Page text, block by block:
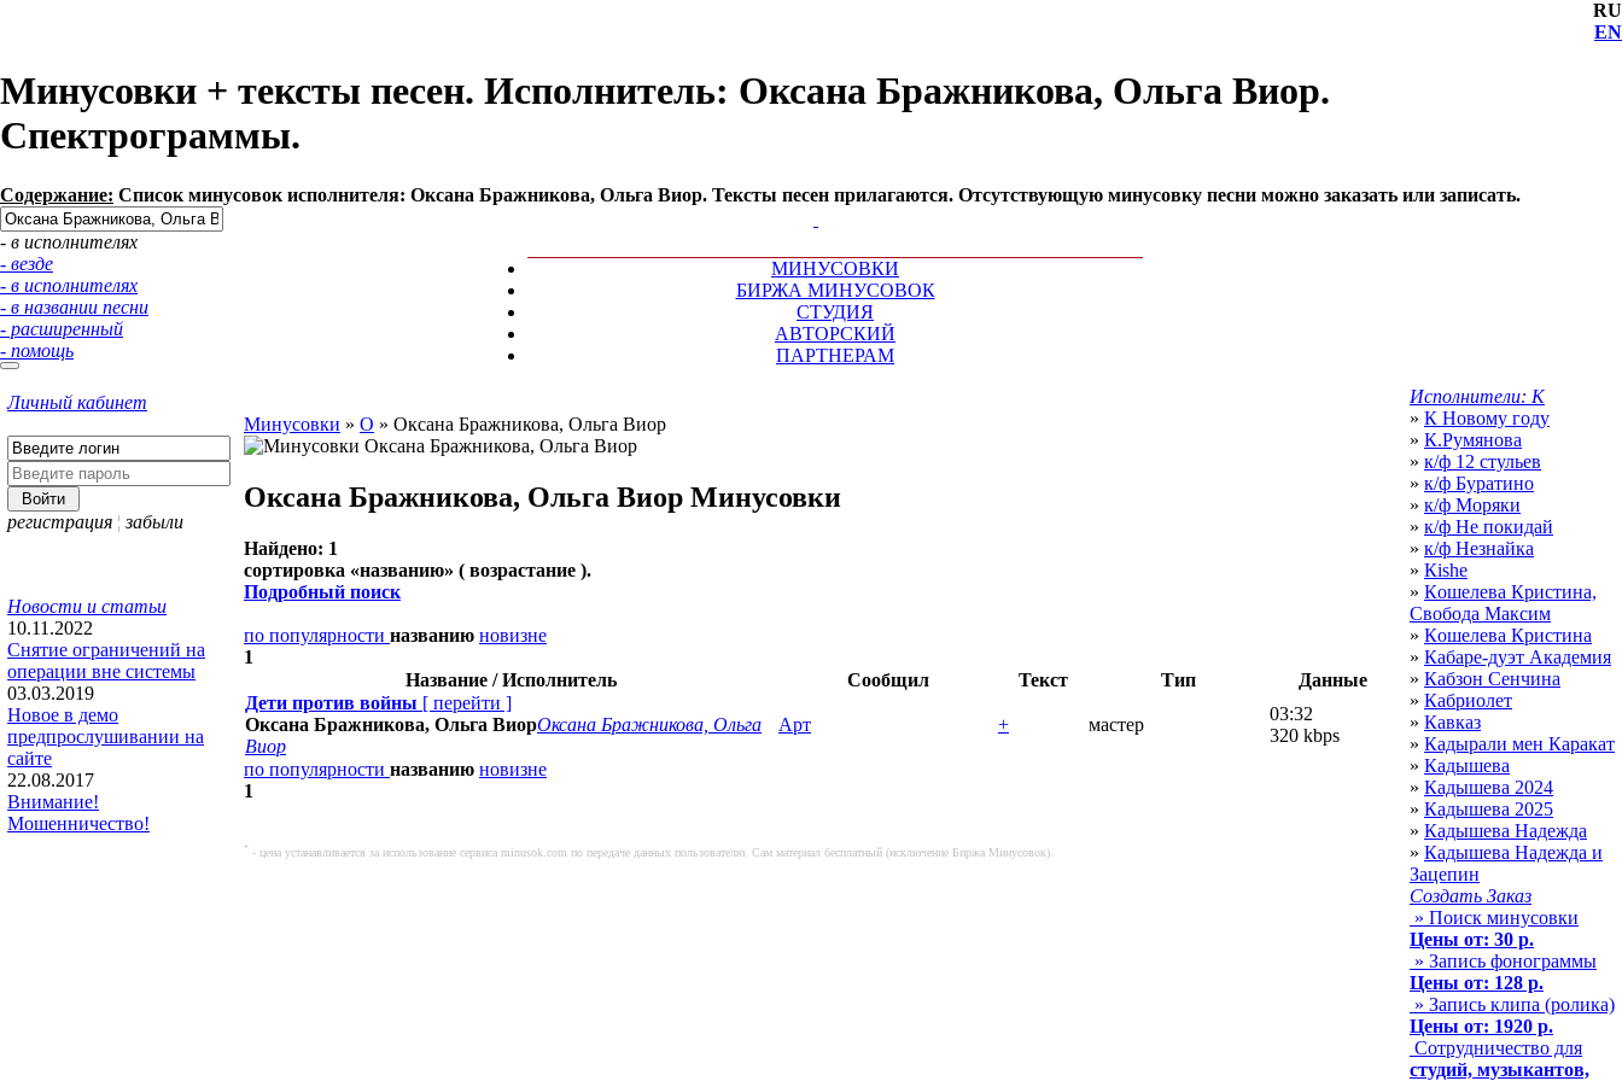
RU
EN
Минусовки + тексты песен. Исполнитель: Оксана Бражникова, Ольга Виор.
Спектрограммы.
Содержание: Список минусовок исполнителя: Оксана Бражникова, Ольга Виор. Тексты песен прилагаются. Отсутствующую минусовку песни можно заказать или записать.
- в исполнителях
- везде
- в исполнителях
- в названии песни
- расширенный
- помощь
МИНУСОВКИ
БИРЖА МИНУСОВОК
СТУДИЯ
АВТОРСКИЙ
ПАРТНЕРАМ
Личный кабинет
регистрация ¦ забыли
Новости и статьи
10.11.2022
Снятие ограничений на
операции вне системы
03.03.2019
Новое в демо
предпрослушивании на
сайте
22.08.2017
Внимание!
Мошенничество!
Минусовки » О » Оксана Бражникова, Ольга Виор
Оксана Бражникова, Ольга Виор Минусовки
Найдено: 1
сортировка «названию» ( возрастание ).
Подробный поиск
по популярности названию новизне
1
Название / Исполнитель
Сообщил Текст Тип
Данные
Дети против войны [ перейти ]
Оксана Бражникова, Ольга ВиорОксана Бражникова, Ольга
Виор
Арт + мастер
03:32
320 kbps
по популярности названию новизне
1
* - цена устанавливается за использование сервиса minusok.com по передаче данных пользователю. Сам материал бесплатный (исключение Биржа Минусовок).
Исполнители: К
» К Новому году
» К.Румянова
» к/ф 12 стульев
» к/ф Буратино
» к/ф Моряки
» к/ф Не покидай
» к/ф Незнайка
» Кishe
» Кoшeлева Кристина,
Свобoда Мaксим
» Кoшелева Кристина
» Кабаре-дуэт Академия
» Кабзон Сенчина
» Кабриолет
» Кавказ
» Кадырали мен Каракат
» Кадышева
» Кадышева 2024
» Кадышева 2025
» Кадышева Надежда
» Кадышева Надежда и
Зацепин
Создать Заказ
» Поиск минусовки
Цены от: 30 р.
» Запись фонограммы
Цены от: 128 р.
» Запись клипа (ролика)
Цены от: 1920 р.
Сотрудничество для
студий, музыкантов,